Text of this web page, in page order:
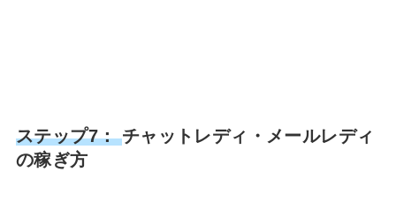
ステップ7： チャットレディ・メールレディ
の稼ぎ方